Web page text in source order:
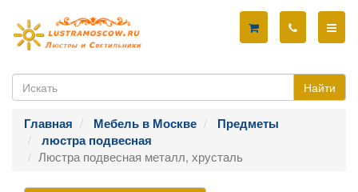
Найти
Главная Мебель в Москве
Предметы
люстра подвесная
Люстра подвесная металл, хрусталь